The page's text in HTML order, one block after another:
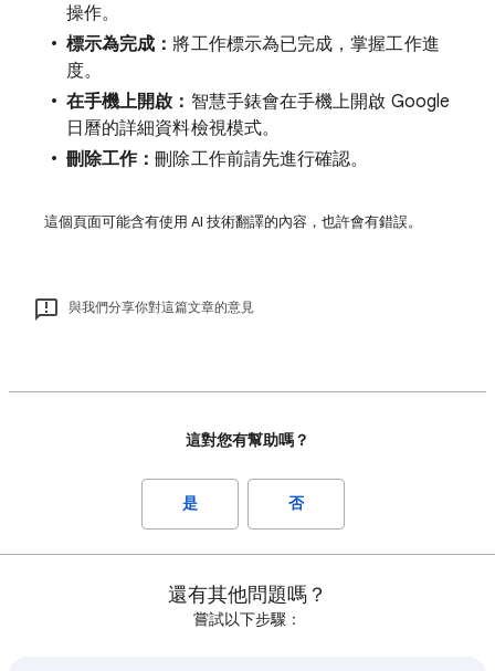
操作。
標示為完成：將工作標示為已完成，掌握工作進
度。
在手機上開啟： 智慧手錶會在手機上開啟 Google
日曆的詳細資料檢視模式。
刪除工作：刪除工作前請先進行確認。
這個頁面可能含有使用 AI 技術翻譯的內容，也許會有錯誤。
與我們分享你對這篇文章的意見
這對您有幫助嗎？
是 否
還有其他問題嗎？
嘗試以下步驟：